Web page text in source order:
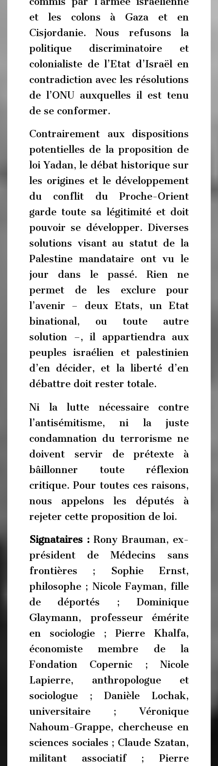
et les colons à Gaza et en
Cisjordanie. Nous refusons la
politique discriminatoire et
colonialiste de l’Etat d’Israël en
contradiction avec les résolutions
de l’ONU auxquelles il est tenu
de se conformer.
Contrairement aux dispositions
potentielles de la proposition de
loi Yadan, le débat historique sur
les origines et le développement
du conflit du Proche-Orient
garde toute sa légitimité et doit
pouvoir se développer. Diverses
solutions visant au statut de la
Palestine mandataire ont vu le
jour dans le passé. Rien ne
permet de les exclure pour
l’avenir – deux Etats, un Etat
binational, ou toute autre
solution –, il appartiendra aux
peuples israélien et palestinien
d’en décider, et la liberté d’en
débattre doit rester totale.
Ni la lutte nécessaire contre
l’antisémitisme, ni la juste
condamnation du terrorisme ne
doivent servir de prétexte à
bâillonner toute réflexion
critique. Pour toutes ces raisons,
nous appelons les députés à
rejeter cette proposition de loi.
Signataires :Rony Brauman, ex-
président de Médecins sans
frontières ; Sophie Ernst,
philosophe ; Nicole Fayman, fille
de déportés ; Dominique
Glaymann, professeur émérite
en sociologie ; Pierre Khalfa,
économiste membre de la
Fondation Copernic ; Nicole
Lapierre, anthropologue et
sociologue ; Danièle Lochak,
universitaire ; Véronique
Nahoum-Grappe, chercheuse en
sciences sociales ; Claude Szatan,
militant associatif ; Pierre